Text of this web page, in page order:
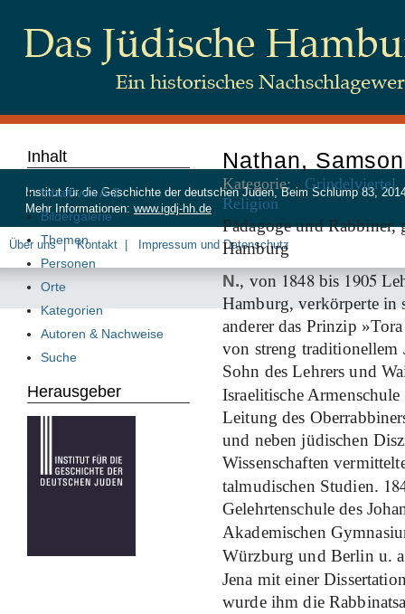
Nathan,
Kategorie:
Grindelviertel
Religion
Pädagoge und Rabbiner,
Hamburg
N., von 1848bis 1905
Hamburg, verkörperte in
anderer das Prinzip
von streng
Sohn des Lehrers und
Israelitische Armenschule
Leitung des
und neben jüdischen
Wissenschaften
talmudischen Studien.
Gelehrtenschule des
Akademischen
Würzburg und Berlin u.
Jena mit einer
wurde ihm die
Inhalt
Inhalt von A-Z
Bildergalerie
Themen
Personen
Orte
Kategorien
Autoren & Nachweise
Suche
Herausgeber
Institut für die Geschichte der deutschen Juden, Beim Schlump 83,
Mehr Informationen: www.igdj-hh.de
Über uns Kontakt Impressum und Datenschutz